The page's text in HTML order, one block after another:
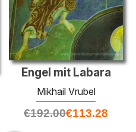
Engel mit Labara
Mikhail Vrubel
€192.00€113.28